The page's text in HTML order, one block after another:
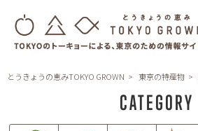
とうきょうの恵みTOKYO GROWN 東京の特産物
CATEGORY